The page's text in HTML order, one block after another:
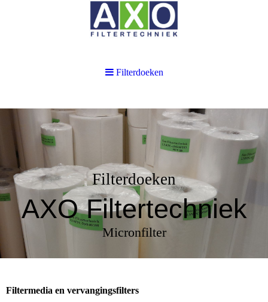
Filterdoeken
AXO Filtertechniek
Micronfilter
Filtermedia en vervangingsfilters
Filterdoeken